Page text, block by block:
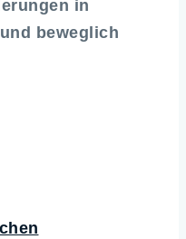
in
beweglich